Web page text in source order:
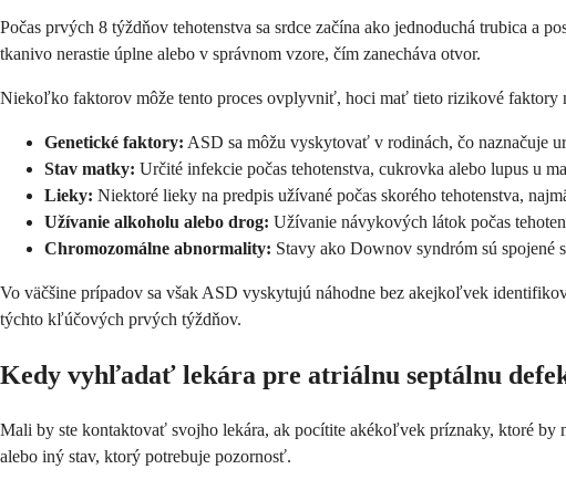
Počas prvých 8 týždňov tehotenstva sa srdce začína ako jednoduchá trubica a
tkanivo nerastie úplne alebo v správnom vzore, čím zanecháva otvor.
Niekoľko faktorov môže tento proces ovplyvniť, hoci mať tieto rizikové faktory
Genetické faktory: ASD sa môžu vyskytovať v rodinách, čo naznačuje
Stav matky: Určité infekcie počas tehotenstva, cukrovka alebo lupus u
Lieky: Niektoré lieky na predpis užívané počas skorého tehotenstva,
Užívanie alkoholu alebo drog: Užívanie návykových látok počas
Chromozomálne abnormality: Stavy ako Downov syndróm sú spojené
Vo väčšine prípadov sa však ASD vyskytujú náhodne bez akejkoľvek
týchto kľúčových prvých týždňov.
Kedy vyhľadať lekára pre atriálnu septálnu
Mali by ste kontaktovať svojho lekára, ak pocítite akékoľvek príznaky, ktoré by
alebo iný stav, ktorý potrebuje pozornosť.